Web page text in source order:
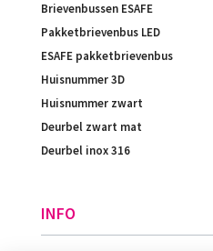
Brievenbussen ESAFE
Pakketbrievenbus LED
ESAFE pakketbrievenbus
Huisnummer 3D
Huisnummer zwart
Deurbel zwart mat
Deurbel inox 316
INFO